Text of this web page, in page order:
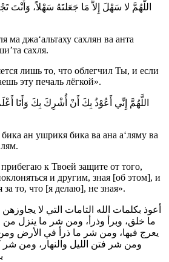
اللَّهُمَّ لا سَهْلَ إِلاَّ مَا جَعَلتَهُ سَهْلاً،
ма джа‘альтаху сахлян ва анта
сахля.
лишь то, что облегчил Ты, и если
эту печаль лёгкой».
اللَّهُمَّ إِنِّي أَعُوْذُ بِكَ أَنْ أُشْرِكَ بِكَ وَأَنَا
ан ушрикя бика ва ана а‘ляму ва
к Твоей защите от того,
и другим, зная [об этом], и
то, что [я делаю], не зная».
أعوذ بكلمات الله التامات التي لا
ما خلق، وبرأ وذرأ، ومن شر ما ينزل
يعرج فيها، ومن شر ما ذرأ في الأرض
ومن شر فتن الليل والنهار، ومن